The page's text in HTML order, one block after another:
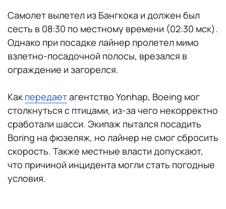
Самолет вылетел из Бангкока и должен был
сесть в 08:30 по местному времени (02:30 мск).
Однако при посадке лайнер пролетел мимо
взлетно-посадочной полосы, врезался в
ограждение и загорелся.
Как передаетагентство Yonhap, Boeing мог
столкнуться с птицами, из-за чего некорректно
сработали шасси. Экипаж пытался посадить
Boring на фюзеляж, но лайнер не смог сбросить
скорость. Также местные власти допускают,
что причиной инцидента могли стать погодные
условия.